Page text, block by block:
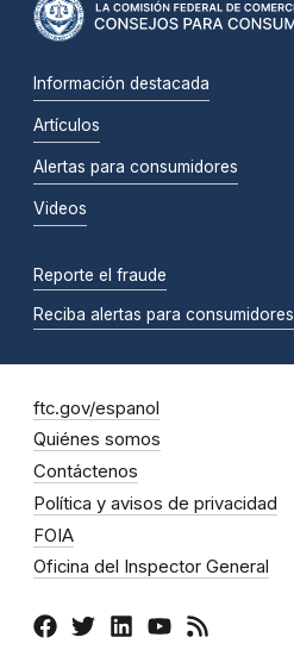
Información destacada
Artículos
Alertas para consumidores
Videos
Reporte el fraude
Reciba alertas para consumidores
ftc.gov/espanol
Quiénes somos
Contáctenos
Política y avisos de privacidad
FOIA
Oficina del Inspector General